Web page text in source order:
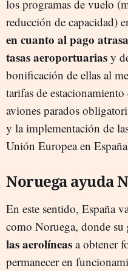
los programas de vuelo
reducción de capacidad)
en cuanto al pago
tasas aeroportuarias y
bonificación de ellas al
tarifas de
aviones parados
y la implementación de
Unión Europea en
Noruega ayuda
En este sentido, España
como Noruega, donde su
las aerolíneas a obtener
permanecer en